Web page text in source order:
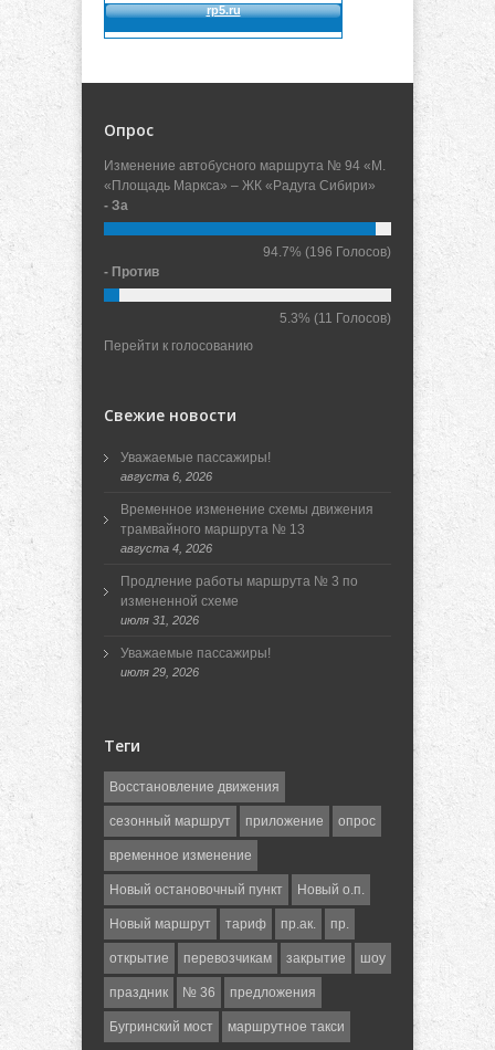
Опрос
Изменение автобусного маршрута № 94 «М.
«Площадь Маркса» – ЖК «Радуга Сибири»
- За
94.7% (196 Голосов)
- Против
5.3% (11 Голосов)
Перейти к голосованию
Свежие новости
Уважаемые пассажиры!
августа 6, 2026
Временное изменение схемы движения
трамвайного маршрута № 13
августа 4, 2026
Продление работы маршрута № 3 по
измененной схеме
июля 31, 2026
Уважаемые пассажиры!
июля 29, 2026
Теги
Восстановление движения
сезонный маршрут приложение опрос
временное изменение
Новый остановочный пункт Новый о.п.
Новый маршрут тариф пр.ак. пр.
открытие перевозчикам закрытие шоу
праздник № 36 предложения
Бугринский мост маршрутное такси